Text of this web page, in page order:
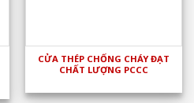
CỬA THÉP CHỐNG CHÁY ĐẠT
CHẤT LƯỢNG PCCC